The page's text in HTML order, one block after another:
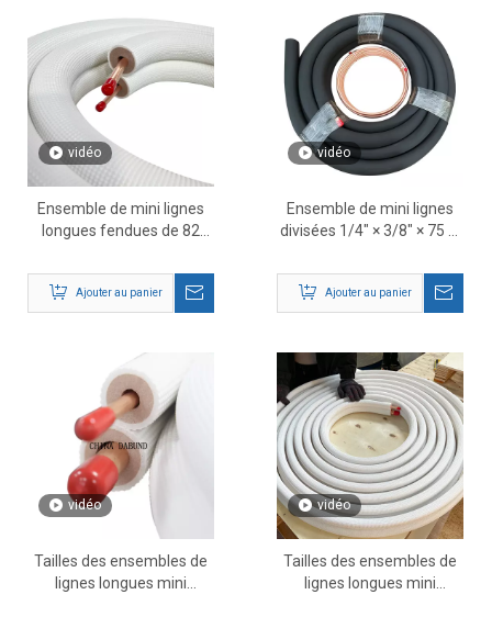
vidéo
Ensemble de mini lignes
longues fendues de 82
cuivre pré-isolé pour
systèmes CVC
Ajouter au panier
vidéo
Ensemble de mini lignes
divisées 1/4″ × 3/8″ × 75 pi
cuivre CVC pré-isolés
Ajouter au panier
vidéo
Tailles des ensembles de
lignes longues mini
vidéo
Tailles des ensembles de
lignes longues mini